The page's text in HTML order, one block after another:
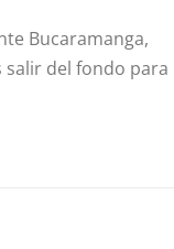
Bucaramanga,
salir del fondo para